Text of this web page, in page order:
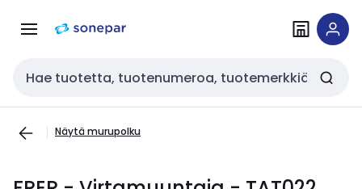
navigointiinsisältöön
Haku
Näytä murupolku